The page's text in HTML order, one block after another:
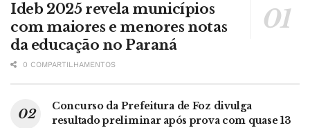
Ideb 2025 revela municípios
com maiores e menores notas
da educação no Paraná
0 COMPARTILHAMENTOS
Concurso da Prefeitura de Foz divulga
resultado preliminar após prova com quase 13